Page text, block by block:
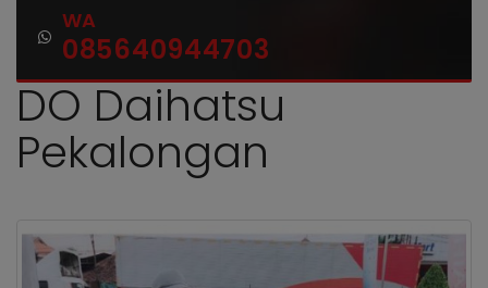
WA
085640944703
DO Daihatsu
Pekalongan